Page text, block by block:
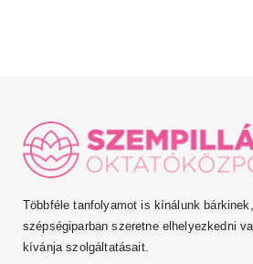
Többféle tanfolyamot is kínálunk
szépségiparban szeretne elhelyezkedni
kívánja szolgáltatásait.